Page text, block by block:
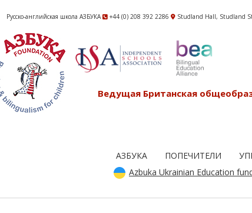
Русско-английская школа АЗБУКА +44 (0) 208 392 2286 Studland Hall, Studland
Ведущая Британская
АЗБУКА ПОПЕЧИТЕЛИ
Azbuka Ukrainian Education